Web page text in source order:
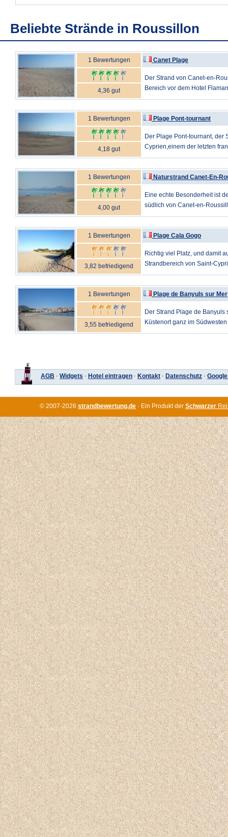
Beliebte Strände in Roussillon
1 Bewertungen Canet Plage
Der Strand von Canet-en-
Bereich vor dem Hotel
4,36 gut
1 Bewertungen Plage Pont-tournant
Der Plage Pont-tournant, der
Cyprien,einem der letzten
4,18 gut
1 Bewertungen Naturstrand Canet-En-
Eine echte Besonderheit ist
südlich von Canet-en-
4,00 gut
1 Bewertungen Plage Cala Gogo
Richtig viel Platz, und damit
Strandbereich von Saint-
3,82 befriedigend
1 Bewertungen Plage de Banyuls sur Mer
Der Strand Plage de
Küstenort ganz im
3,55 befriedigend
AGB · Widgets · Hotel eintragen · Kontakt · Datenschutz ·
© 2007-2026 strandbewertung.de · Ein Produkt der Schwarzer